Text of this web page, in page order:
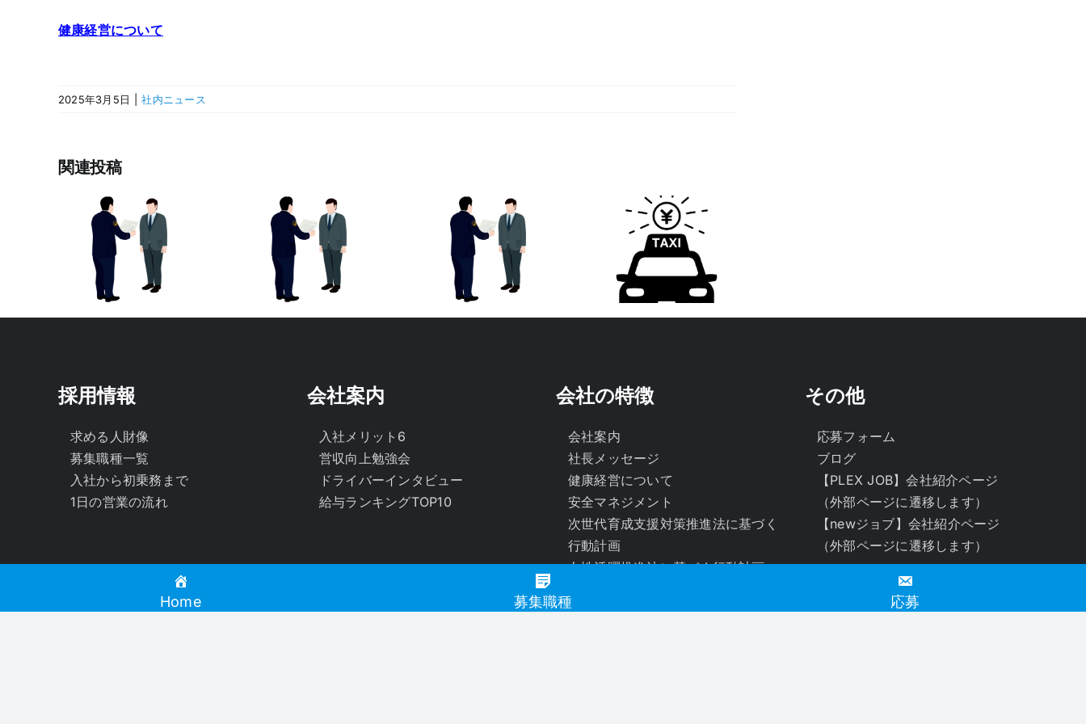
健康経営について
2025年3月5日 社内ニュース
関連投稿
採用情報
求める人財像
募集職種一覧
入社から初乗務まで
1日の営業の流れ
会社案内
入社メリット6
営収向上勉強会
ドライバーインタビュー
給与ランキングTOP10
会社の特徴
会社案内
社長メッセージ
健康経営について
安全マネジメント
次世代育成支援対策推進法に基づく
行動計画
女性活躍推進法に基づく行動計画
業」認定について
その他
応募フォーム
ブログ
【PLEX JOB】会社紹介ページ
（外部ページに遷移します）
【newジョブ】会社紹介ページ
（外部ページに遷移します）
Home 募集職種 応募